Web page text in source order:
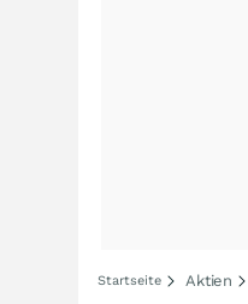
Startseite Aktien